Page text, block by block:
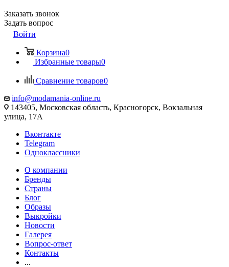
Заказать звонок
Задать вопрос
Войти
Корзина0
Избранные товары0
Сравнение товаров0
info@modamania-online.ru
143405, Московская область, Красногорск, Вокзальная
улица, 17А
Вконтакте
Telegram
Одноклассники
О компании
Бренды
Страны
Блог
Образы
Выкройки
Новости
Галерея
Вопрос-ответ
Контакты
...